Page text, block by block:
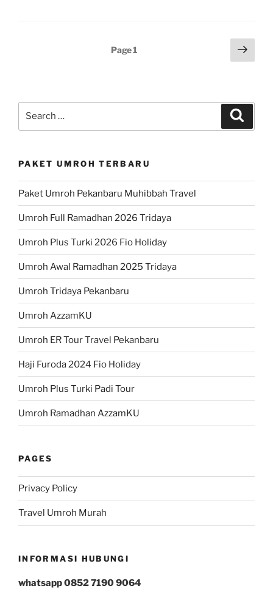
Page1
Next
page
PAKET UMROH TERBARU
Paket Umroh Pekanbaru Muhibbah Travel
Umroh Full Ramadhan 2026 Tridaya
Umroh Plus Turki 2026 Fio Holiday
Umroh Awal Ramadhan 2025 Tridaya
Umroh Tridaya Pekanbaru
Umroh AzzamKU
Umroh ER Tour Travel Pekanbaru
Haji Furoda 2024 Fio Holiday
Umroh Plus Turki Padi Tour
Umroh Ramadhan AzzamKU
PAGES
Privacy Policy
Travel Umroh Murah
INFORMASI HUBUNGI
whatsapp 0852 7190 9064